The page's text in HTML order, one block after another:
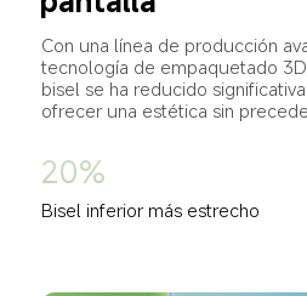
Con una línea de producción
tecnología de empaquetado
bisel se ha reducido
ofrecer una estética sin
20%
Bisel inferior más estrecho